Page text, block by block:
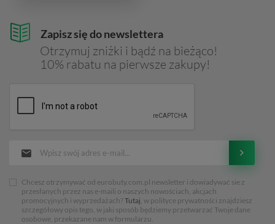
Zapisz się do newslettera
Otrzymuj zniżki i bądź na bieżąco!
10% rabatu na pierwsze zakupy!
Chcesz otrzymywać od eurobuty.com.pl newsletter i dowiadywać sie z
przesłanych przez nas e-maili o naszych nowościach, akcjach
promocyjnych i wyprzedażach? Tutaj, w polityce prywatności znajdziesz
szczegółowy opis tego, w jaki sposób będziemy przetwarzać Twoje dane
osobowe, przekazane nam w formularzu.